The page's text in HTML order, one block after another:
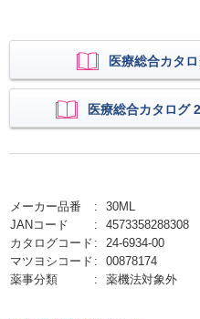
医療総合カタ
医療総合カタログ
メーカー品番
30ML
JANコード
4573358288308
カタログコード
24-6934-00
マツヨシコード
00878174
薬事分類
薬機法対象外